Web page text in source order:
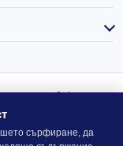
търговско
без ДДС, а ДДС се
когато е
сърфиране, да